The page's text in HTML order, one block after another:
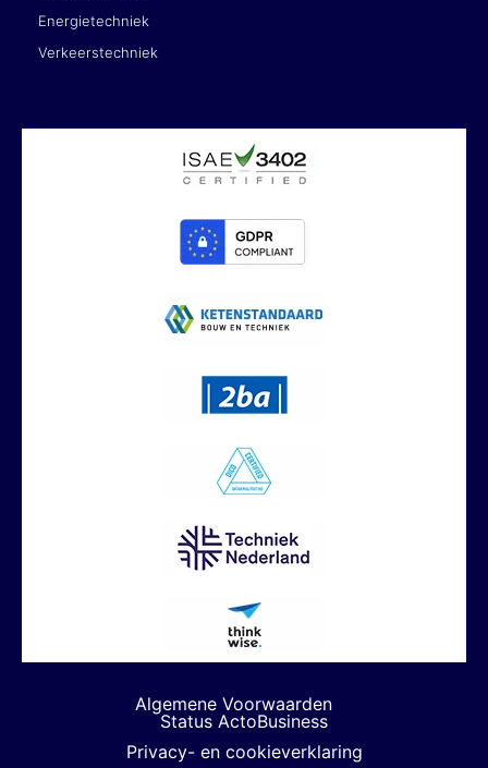
Energietechniek
Verkeerstechniek
Algemene Voorwaarden
Status ActoBusiness
Privacy- en cookieverklaring